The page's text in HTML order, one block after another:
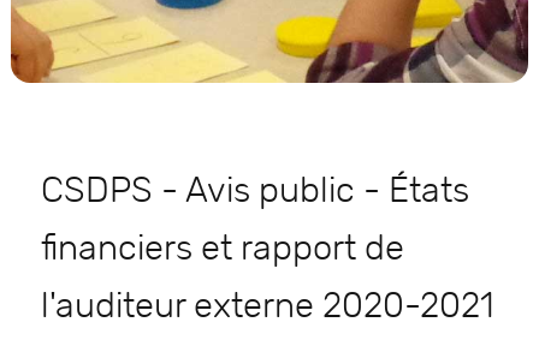
CSDPS - Avis public - États
financiers et rapport de
l'auditeur externe 2020-2021